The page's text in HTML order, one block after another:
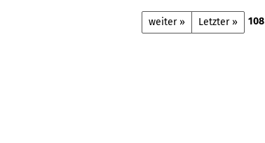
weiter » Letzter » 108